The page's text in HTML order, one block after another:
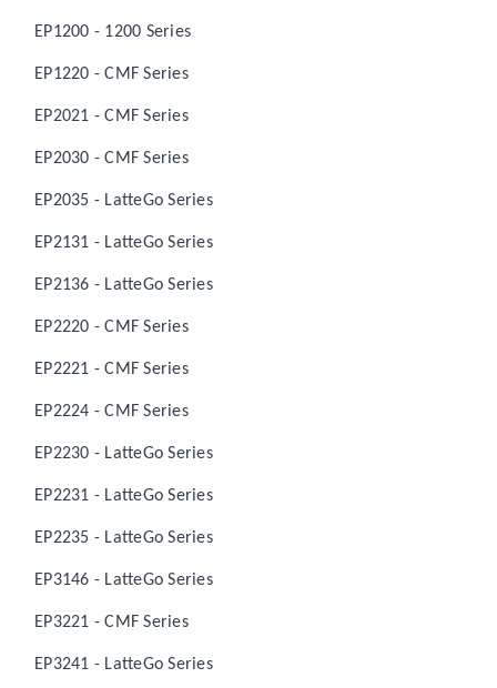
EP1200 - 1200 Series
EP1220 - CMF Series
EP2021 - CMF Series
EP2030 - CMF Series
EP2035 - LatteGo Series
EP2131 - LatteGo Series
EP2136 - LatteGo Series
EP2220 - CMF Series
EP2221 - CMF Series
EP2224 - CMF Series
EP2230 - LatteGo Series
EP2231 - LatteGo Series
EP2235 - LatteGo Series
EP3146 - LatteGo Series
EP3221 - CMF Series
EP3241 - LatteGo Series